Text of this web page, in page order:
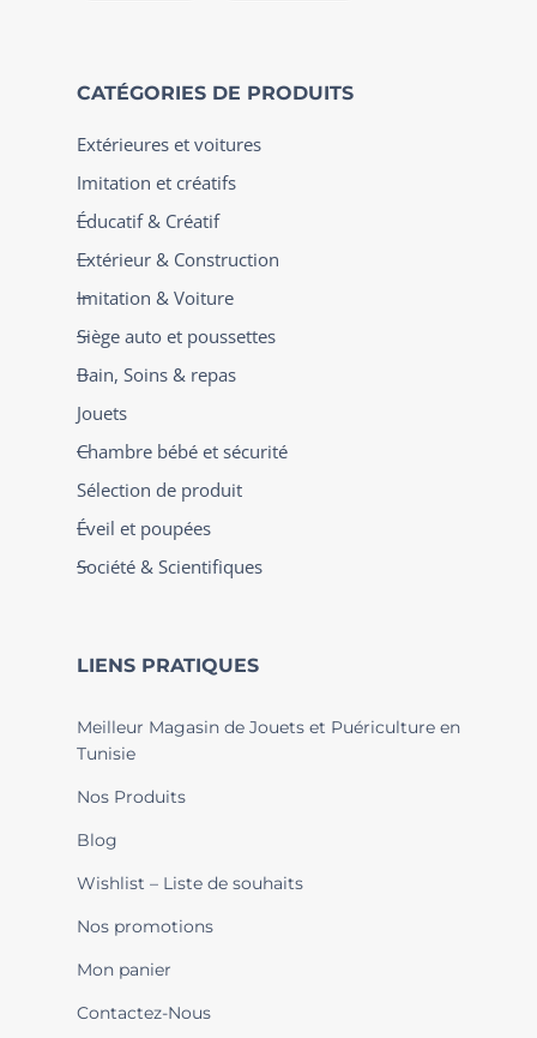
CATÉGORIES DE PRODUITS
Extérieures et voitures
Imitation et créatifs
Éducatif & Créatif
Extérieur & Construction
Imitation & Voiture
Siège auto et poussettes
Bain, Soins & repas
Jouets
Chambre bébé et sécurité
Sélection de produit
Éveil et poupées
Société & Scientifiques
LIENS PRATIQUES
Meilleur Magasin de Jouets et Puériculture en
Tunisie
Nos Produits
Blog
Wishlist – Liste de souhaits
Nos promotions
Mon panier
Contactez-Nous